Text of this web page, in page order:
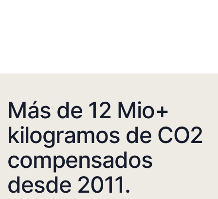
Más de 12 Mio+
kilogramos de CO2
compensados
desde 2011.